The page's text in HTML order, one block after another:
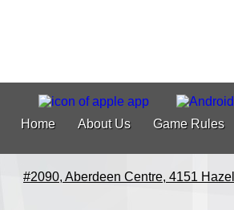
Home About Us Game Rules
#2090, Aberdeen Centre, 4151